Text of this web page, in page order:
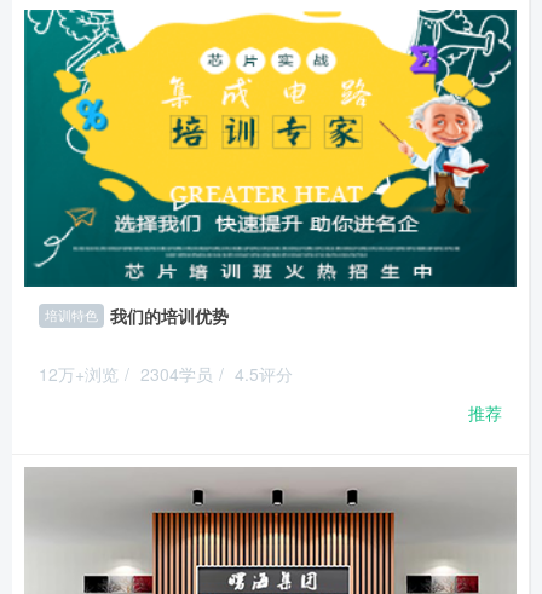
培训特色 我们的培训优势
12万+浏览 / 2304学员 / 4.5评分
推荐